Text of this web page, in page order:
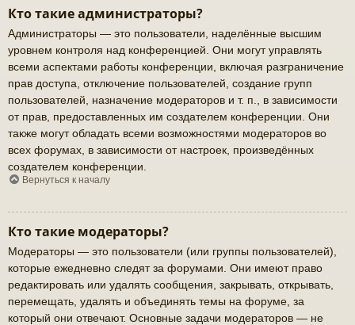
Кто такие администраторы?
Администраторы — это пользователи, наделённые высшим
уровнем контроля над конференцией. Они могут управлять
всеми аспектами работы конференции, включая разграничение
прав доступа, отключение пользователей, создание групп
пользователей, назначение модераторов и т. п., в зависимости
от прав, предоставленных им создателем конференции. Они
также могут обладать всеми возможностями модераторов во
всех форумах, в зависимости от настроек, произведённых
создателем конференции.
Вернуться к началу
Кто такие модераторы?
Модераторы — это пользователи (или группы пользователей),
которые ежедневно следят за форумами. Они имеют право
редактировать или удалять сообщения, закрывать, открывать,
перемещать, удалять и объединять темы на форуме, за
который они отвечают. Основные задачи модераторов — не